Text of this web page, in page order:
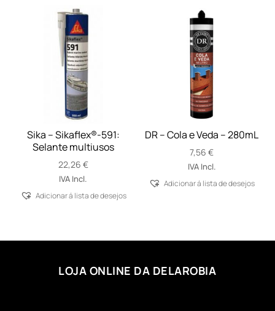
Sika – Sikaflex®-591:
Selante multiusos
22,26 €
IVA Incl.
Adicionar á lista de desejos
DR – Cola e Veda – 280mL
7,56€
IVA Incl.
Adicionar á lista de desejos
LOJA ONLINE DA DELAROBIA